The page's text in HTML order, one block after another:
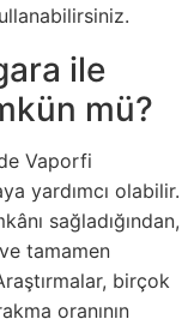
ile
mü?
Vaporfi
yardımcı olabilir.
sağladığından,
tamamen
birçok
oranının